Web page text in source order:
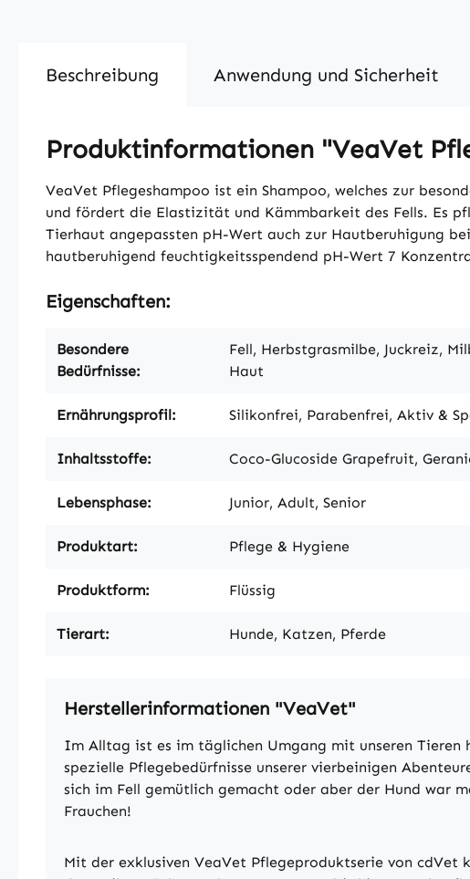
Beschreibung Anwendung und Sicherheit
Produktinformationen "VeaVet
VeaVet Pflegeshampoo ist ein Shampoo, welches zur
und fördert die Elastizität und Kämmbarkeit des Fells. Es
Tierhaut angepassten pH-Wert auch zur Hautberuhigung
hautberuhigend feuchtigkeitsspendend pH-Wert 7
Eigenschaften:
Besondere
Bedürfnisse:
Fell, Herbstgrasmilbe, Juckreiz,
Haut
Ernährungsprofil: Silikonfrei, Parabenfrei, Aktiv &
Inhaltsstoffe: Coco-Glucoside Grapefruit,
Lebensphase: Junior, Adult, Senior
Produktart: Pflege & Hygiene
Produktform: Flüssig
Tierart: Hunde, Katzen, Pferde
Herstellerinformationen "VeaVet"
Im Alltag ist es im täglichen Umgang mit unseren
spezielle Pflegebedürfnisse unserer vierbeinigen
sich im Fell gemütlich gemacht oder aber der Hund war
Frauchen!
Mit der exklusiven VeaVet Pflegeproduktserie von cdVet